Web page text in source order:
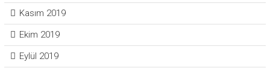
Kasım 2019
Ekim 2019
Eylül 2019